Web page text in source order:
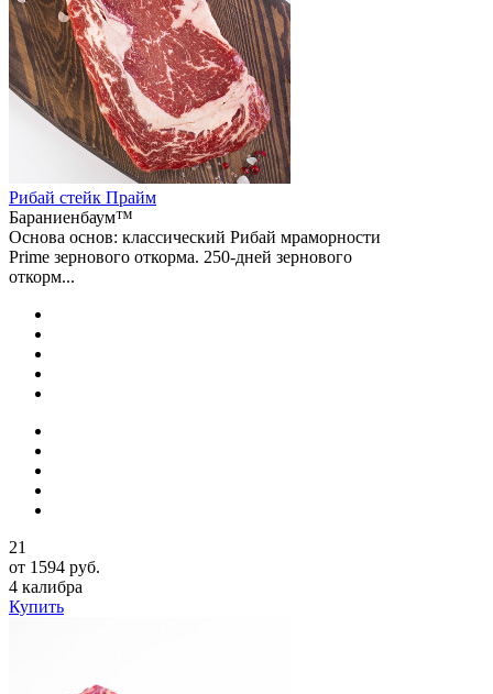
Рибай cтейк Прайм
Бараниенбаум™
Основа основ: классический Рибай мраморности
Prime зернового откорма. 250-дней зернового
откорм...
21
от 1594 руб.
4 калибра
Купить